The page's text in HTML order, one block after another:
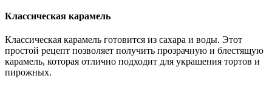
Классическая карамель
Классическая карамель готовится из сахара и воды. Этот
простой рецепт позволяет получить прозрачную и блестящую
карамель, которая отлично подходит для украшения тортов и
пирожных.